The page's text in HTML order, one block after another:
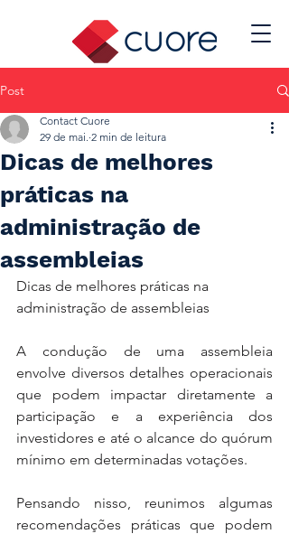
Post
Dicas de melhores
práticas na
administração de
assembleias
Contact Cuore
29 de mai. 2 min de leitura
Dicas de melhores práticas na
administração de assembleias
A condução de uma assembleia
envolve diversos detalhes operacionais
que podem impactar diretamente a
participação e a experiência dos
investidores e até o alcance do quórum
mínimo em determinadas votações.
Pensando nisso, reunimos algumas
recomendações práticas que podem